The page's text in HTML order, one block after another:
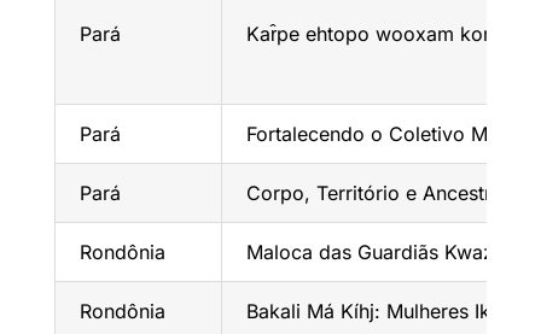
Pará Kar̂pe ehtopo wooxam komo –
Pará Fortalecendo o Coletivo
Pará Corpo, Território e
Rondônia Maloca das Guardiãs Kwazá:
Rondônia Bakali Má Kíhj: Mulheres